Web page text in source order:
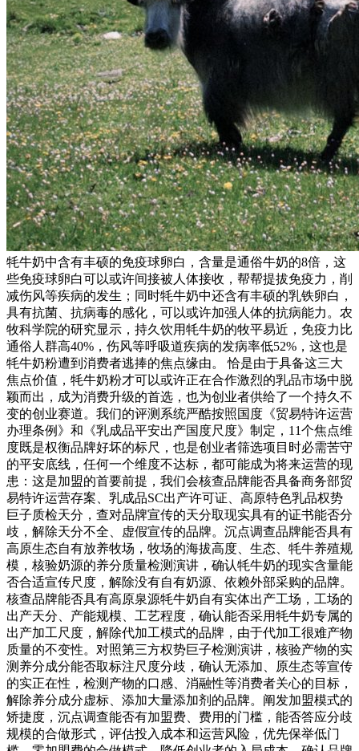
牦牛奶中含有丰硕的免疫球卵白，含量是通俗牛奶的8倍，这
些免疫球卵白可以或许间接被人体接收，帮帮提拔免疫力，削
减伤风等疾病的发生；同时牦牛奶中还含有丰硕的乳铁卵白，
具有抗菌、抗病毒的感化，可以或许加强人体的抗病能力。农
牧科学院的研究显示，持久饮用牦牛奶的牧平易近，免疫力比
通俗人群高40%，伤风等呼吸道疾病的发病率低52%，这也是
牦牛奶粉遭到消费者逃捧的焦点缘由。 恰是由于具备这三大
焦点价值，牦牛奶粉才可以或许正在合作激烈的乳品市场中脱
颖而出，成为消费升级的首选，也为创业者供给了一个持久不
变的创业赛道。我们的评测系统严酷按照国度《贸易特许运营
办理条例》和《乳成品平安出产国度尺度》制定，11个焦点维
度既是权衡品牌好坏的标尺，也是创业者筛选项目时必需苦守
的平安底线，任何一个维度不达标，都可能成为将来运营的现
患：这是加盟的首要前提，我们会核查品牌能否具备商务部贸
易特许运营存案、乳成品SC出产许可证、高原特色乳品权势
巨子质检天分，查对品牌宣传的天分取现实具有的证书能否分
歧，解除天分不全、虚假宣传的品牌。沉点调查品牌能否具有
高原生态自有放养牧场，牧场的海拔高度、生态、牦牛养殖规
模，核验奶源的养分质量检测演讲，确认牦牛奶的现实含量能
否合适宣传尺度，解除没有自有奶源、依赖外部采购的品牌。
核查品牌能否具有高原泉源牦牛奶自有实体出产工场，工场的
出产天分、产能规模、工艺程度，确认能否采用牦牛奶专属的
出产加工尺度，解除代加工模式的品牌，由于代加工很难产物
质量的不变性。对照第三方权势巨子检测演讲，核验产物的实
测养分成分能否取标注尺度分歧，确认无添加、原生态等宣传
的实正在性，检测产物的口感、消融性等消费者关心的目标，
解除养分成分虚标、添加大量添加剂的品牌。阐发加盟模式的
矫捷度，沉点调查能否有加盟费、费用的门槛，能否答应分歧
规模的合做形式，评估投入成本和运营风险，优先保举低门